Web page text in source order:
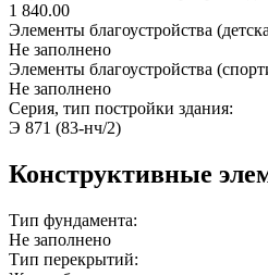
1 840.00
Элементы благоустройства
Не заполнено
Элементы благоустройства
Не заполнено
Серия, тип постройки здания:
Э 871 (83-нч/2)
Конструктивные
Тип фундамента:
Не заполнено
Тип перекрытий: